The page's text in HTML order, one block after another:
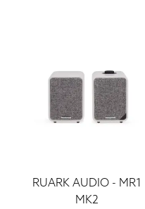
RUARK AUDIO- MR1
MK2